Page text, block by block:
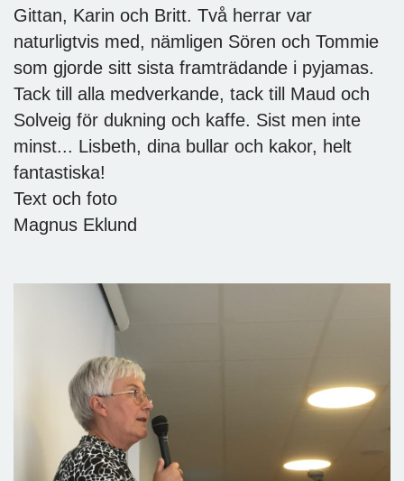
Gittan, Karin och Britt. Två herrar var
naturligtvis med, nämligen Sören och Tommie
som gjorde sitt sista framträdande i pyjamas.
Tack till alla medverkande, tack till Maud och
Solveig för dukning och kaffe. Sist men inte
minst... Lisbeth, dina bullar och kakor, helt
fantastiska!
Text och foto
Magnus Eklund